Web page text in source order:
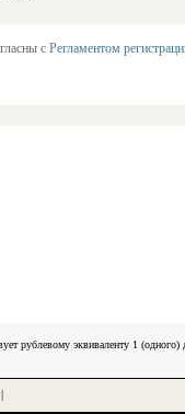
с Регламентом
рублевому эквиваленту 1